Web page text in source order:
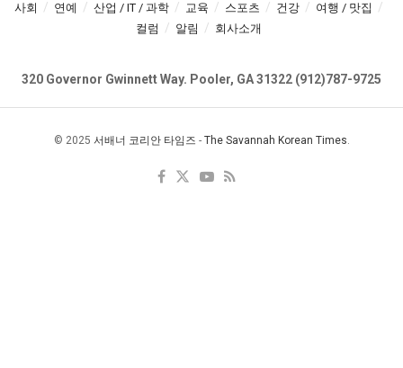
사회
연예 산업 / IT / 과학 교육 스포츠 건강
여행 / 맛집
컬럼
알림 회사소개
320 Governor Gwinnett Way. Pooler, GA 31322 (912)787-9725
© 2025 서배너 코리안 타임즈 - The Savannah Korean Times.